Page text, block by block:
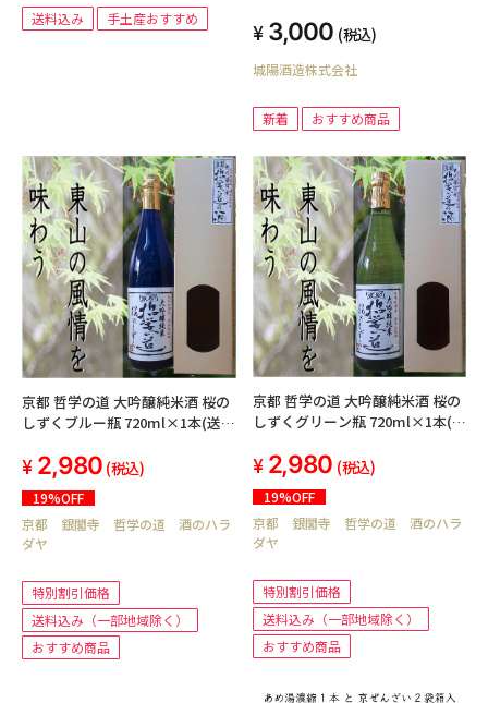
送料込み 手土産おすすめ 3,000 (税込)
城陽酒造株式会社
新着 おすすめ商品
京都 哲学の道 大吟醸純米酒 桜の
しずくブルー瓶 720ml×1本(送料
2,980 (税込)
19%OFF
京都 銀閣寺 哲学の道 酒のハラ
ダヤ
特別割引価格
送料込み（一部地域除く）
おすすめ商品
京都 哲学の道 大吟醸純米酒 桜の
しずくグリーン瓶 720ml×1本(送
2,980 (税込)
19%OFF
京都 銀閣寺 哲学の道 酒のハラ
ダヤ
特別割引価格
送料込み（一部地域除く）
おすすめ商品